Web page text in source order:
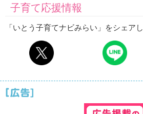
子育て応援情報
「いとう子育てナビみらい」をシェア